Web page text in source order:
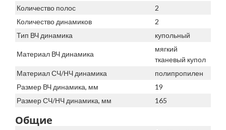
Количество полос
2
Количество динамиков
2
Тип ВЧ динамика
купольный
Материал ВЧ динамика
мягкий
тканевый купол
Материал СЧ/НЧ динамика
полипропилен
Размер ВЧ динамика, мм
19
Размер СЧ/НЧ динамика, мм
165
Общие